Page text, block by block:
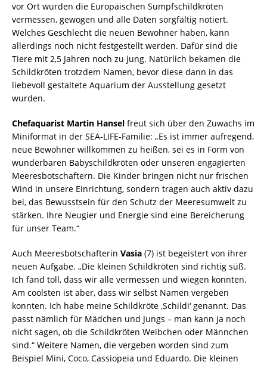
vor Ort wurden die Europäischen Sumpfschildkröten
vermessen, gewogen und alle Daten sorgfältig notiert.
Welches Geschlecht die neuen Bewohner haben, kann
allerdings noch nicht festgestellt werden. Dafür sind die
Tiere mit 2,5 Jahren noch zu jung. Natürlich bekamen die
Schildkröten trotzdem Namen, bevor diese dann in das
liebevoll gestaltete Aquarium der Ausstellung gesetzt
wurden.
Chefaquarist Martin Hansel freut sich über den Zuwachs im
Miniformat in der SEA-LIFE-Familie: „Es ist immer aufregend,
neue Bewohner willkommen zu heißen, sei es in Form von
wunderbaren Babyschildkröten oder unseren engagierten
Meeresbotschaftern. Die Kinder bringen nicht nur frischen
Wind in unsere Einrichtung, sondern tragen auch aktiv dazu
bei, das Bewusstsein für den Schutz der Meeresumwelt zu
stärken. Ihre Neugier und Energie sind eine Bereicherung
für unser Team.“
Auch Meeresbotschafterin Vasia (7) ist begeistert von ihrer
neuen Aufgabe. „Die kleinen Schildkröten sind richtig süß.
Ich fand toll, dass wir alle vermessen und wiegen konnten.
Am coolsten ist aber, dass wir selbst Namen vergeben
konnten. Ich habe meine Schildkröte ‚Schildi‘ genannt. Das
passt nämlich für Mädchen und Jungs – man kann ja noch
nicht sagen, ob die Schildkröten Weibchen oder Männchen
sind.“ Weitere Namen, die vergeben worden sind zum
Beispiel Mini, Coco, Cassiopeia und Eduardo. Die kleinen